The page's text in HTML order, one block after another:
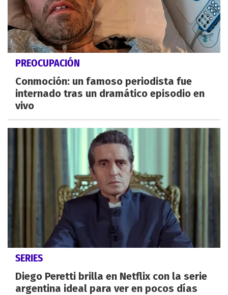
PREOCUPACIÓN
Conmoción: un famoso periodista fue
internado tras un dramático episodio en
vivo
SERIES
Diego Peretti brilla en Netflix con la serie
argentina ideal para ver en pocos días